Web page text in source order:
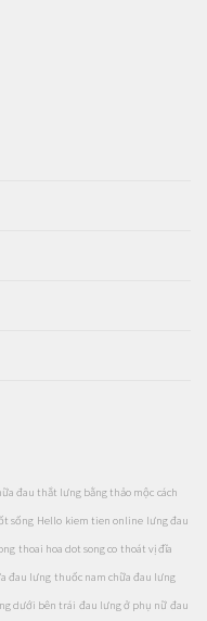
đau thắt lưng bằng thảo mộc cách
sống Hello kiem tien online lưng đau
thoai hoa dot song co thoát vị đĩa
đau lưng thuốc nam chữa đau lưng
dưới bên trái đau lưng ở phụ nữ đau